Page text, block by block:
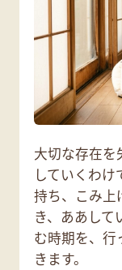
大切な存在を
していくわ
持ち、こみ上
き、ああして
む時期を、行
きます。